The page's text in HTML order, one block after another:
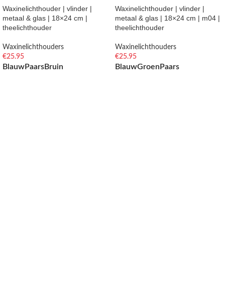
Waxinelichthouder | vlinder |
metaal & glas | 18×24 cm |
theelichthouder
Waxinelichthouders
€25.95
BlauwPaarsBruin
Waxinelichthouder | vlinder |
metaal & glas | 18×24 cm | m04 |
theelichthouder
Waxinelichthouders
€25.95
BlauwGroen Paars